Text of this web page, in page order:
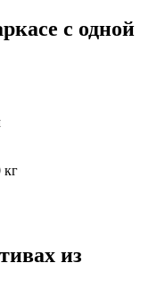
с одной
кг
из